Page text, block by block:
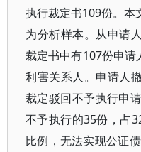
执行裁定书109份。本
为分析样本。从申请
裁定书中有107份申请
利害关系人。申请人
裁定驳回不予执行申
不予执行的35份，占
比例，无法实现公证